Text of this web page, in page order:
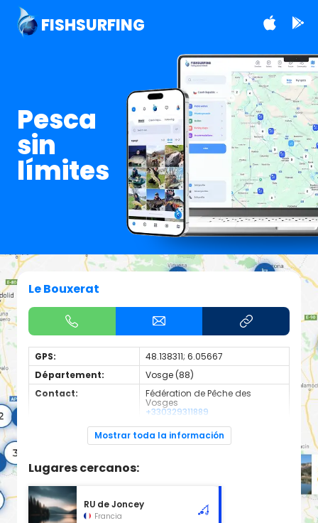
FISHSURFING
Pesca
sin
límites
Le Bouxerat
GPS:
48.138311; 6.05667
Département:
Vosge (88)
Contact:
Fédération de Pêche des
Vosges
+330329311889
Espèces de
Truite
Mostrar toda la información
Lugares cercanos:
RU de Joncey
Francia